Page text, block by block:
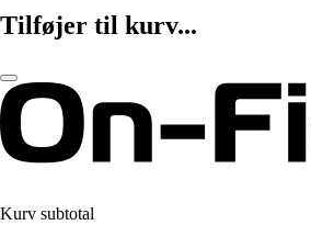
Tilføjer til kurv...
Kurv subtotal